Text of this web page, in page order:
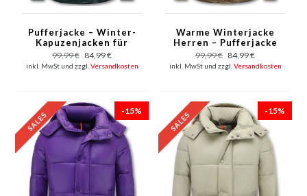
Pufferjacke – Winter-
Kapuzenjacken für
Herren – 8055 – Grün
99,99 € 84,99 €
inkl. MwSt und zzgl. Versandkosten
Warme Winterjacke
Herren – Pufferjacke
Herren – Wattierte
Jacke – 8055 – Braun
99,99 € 84,99 €
inkl. MwSt und zzgl. Versandkosten
-15% -15%